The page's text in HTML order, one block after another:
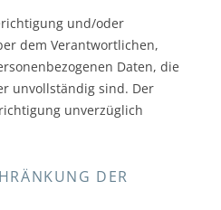
und/oder
dem Verantwortlichen,
Daten, die
unvollständig sind. Der
unverzüglich
DER